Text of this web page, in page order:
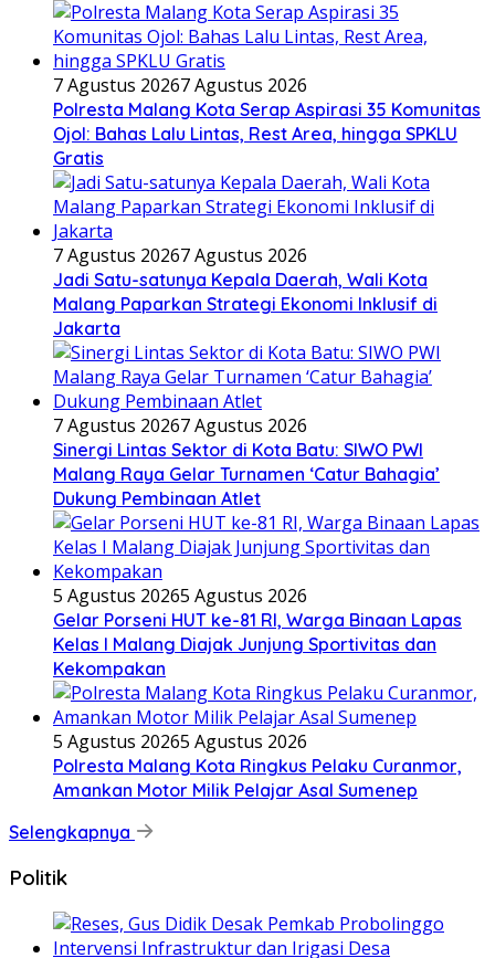
7 Agustus 20267 Agustus 2026
Polresta Malang Kota Serap Aspirasi 35 Komunitas
Ojol: Bahas Lalu Lintas, Rest Area, hingga SPKLU
Gratis
7 Agustus 20267 Agustus 2026
Jadi Satu-satunya Kepala Daerah, Wali Kota
Malang Paparkan Strategi Ekonomi Inklusif di
Jakarta
7 Agustus 20267 Agustus 2026
Sinergi Lintas Sektor di Kota Batu: SIWO PWI
Malang Raya Gelar Turnamen ‘Catur Bahagia’
Dukung Pembinaan Atlet
5 Agustus 20265 Agustus 2026
Gelar Porseni HUT ke-81 RI, Warga Binaan Lapas
Kelas I Malang Diajak Junjung Sportivitas dan
Kekompakan
5 Agustus 20265 Agustus 2026
Polresta Malang Kota Ringkus Pelaku Curanmor,
Amankan Motor Milik Pelajar Asal Sumenep
Selengkapnya
Politik